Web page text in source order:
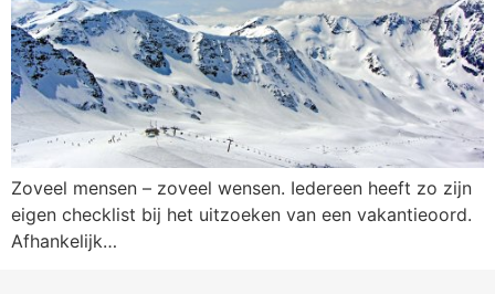
Zoveel mensen – zoveel wensen. Iedereen heeft zo zijn
eigen checklist bij het uitzoeken van een vakantieoord.
Afhankelijk…